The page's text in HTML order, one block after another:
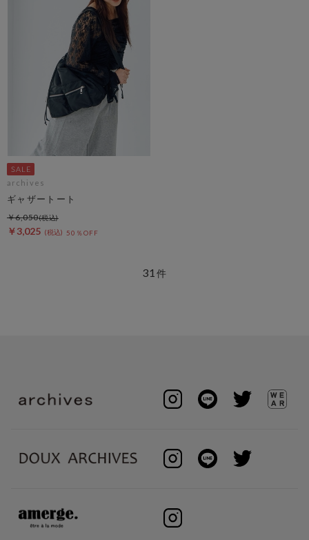
archives
ギャザートート
￥3,025 50％OFF
￥6,050
31 件